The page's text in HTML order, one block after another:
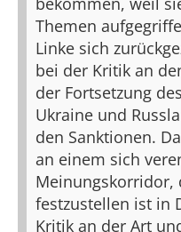
Themen
Linke sich
bei der Kritik an
der Fortsetzung
Ukraine und
den Sanktionen.
an einem sich
Meinungskorridor,
festzustellen ist in
Kritik an der Art